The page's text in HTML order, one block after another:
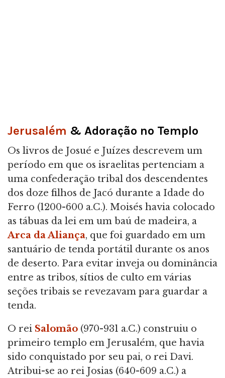
Jerusalém & Adoração no Templo
Os livros de Josué e Juízes descrevem um
período em que os israelitas pertenciam a
uma confederação tribal dos descendentes
dos doze filhos de Jacó durante a Idade do
Ferro (1200-600 a.C.). Moisés havia colocado
as tábuas da lei em um baú de madeira, a
Arca da Aliança, que foi guardado em um
santuário de tenda portátil durante os anos
de deserto. Para evitar inveja ou dominância
entre as tribos, sítios de culto em várias
seções tribais se revezavam para guardar a
tenda.
O rei Salomão (970-931 a.C.) construiu o
primeiro templo em Jerusalém, que havia
sido conquistado por seu pai, o rei Davi.
Atribui-se ao rei Josias (640-609 a.C.) a